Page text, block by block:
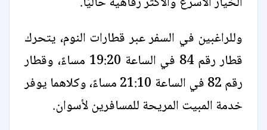
وللراغبين في السفر عبر قطارات النوم، يتحرك
قطار رقم 84 في الساعة 19:20 مساءً، وقطار
رقم 82 في الساعة 21:10 مساءً، وكلاهما يوفر
خدمة المبيت المريحة للمسافرين لأسوان.